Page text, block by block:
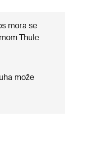
mora se
Thule
može